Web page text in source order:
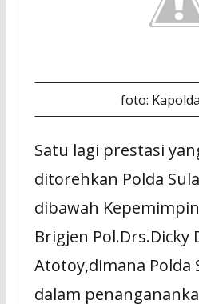
foto:
Satu lagi prestasi
ditorehkan Polda
dibawah
Brigjen Pol.Drs.Dicky
Atotoy,dimana Polda
dalam